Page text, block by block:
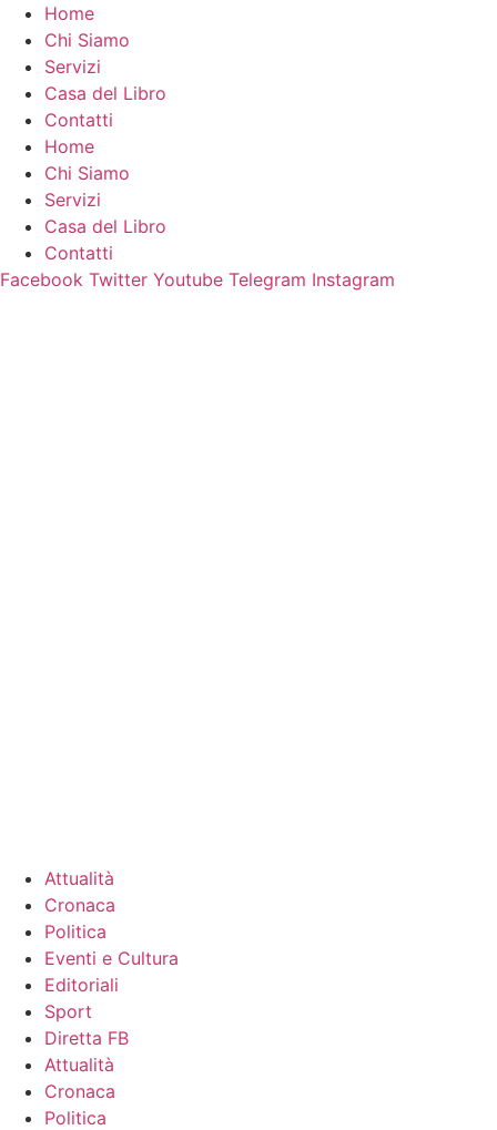
contenuto
Home
Chi Siamo
Servizi
Casa del Libro
Contatti
Home
Chi Siamo
Servizi
Casa del Libro
Contatti
Facebook Twitter Youtube Telegram Instagram
Attualità
Cronaca
Politica
Eventi e Cultura
Editoriali
Sport
Diretta FB
Attualità
Cronaca
Politica